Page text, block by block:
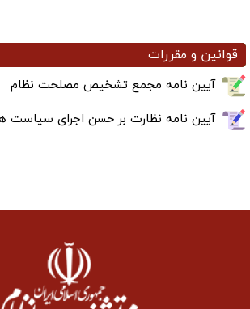
قوانین و مقررات
آیین نامه مجمع تشخیص مصلحت نظام
آیین نامه نظارت بر حسن اجرای سیاست